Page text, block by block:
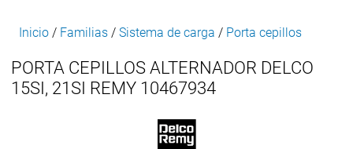
Inicio / Familias / Sistema de carga / Porta cepillos
PORTA CEPILLOS ALTERNADOR DELCO
15SI, 21SI REMY 10467934